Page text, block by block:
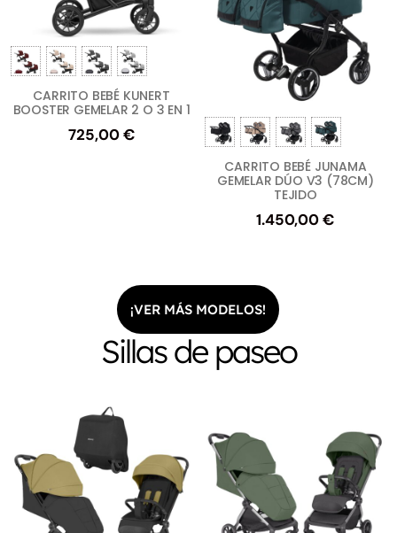
CARRITO BEBÉ KUNERT
BOOSTER GEMELAR 2 O 3 EN 1
725,00€
CARRITO BEBÉ JUNAMA
GEMELAR DÚO V3 (78CM)
TEJIDO
1.450,00€
¡VER MÁS MODELOS!
Sillas de paseo